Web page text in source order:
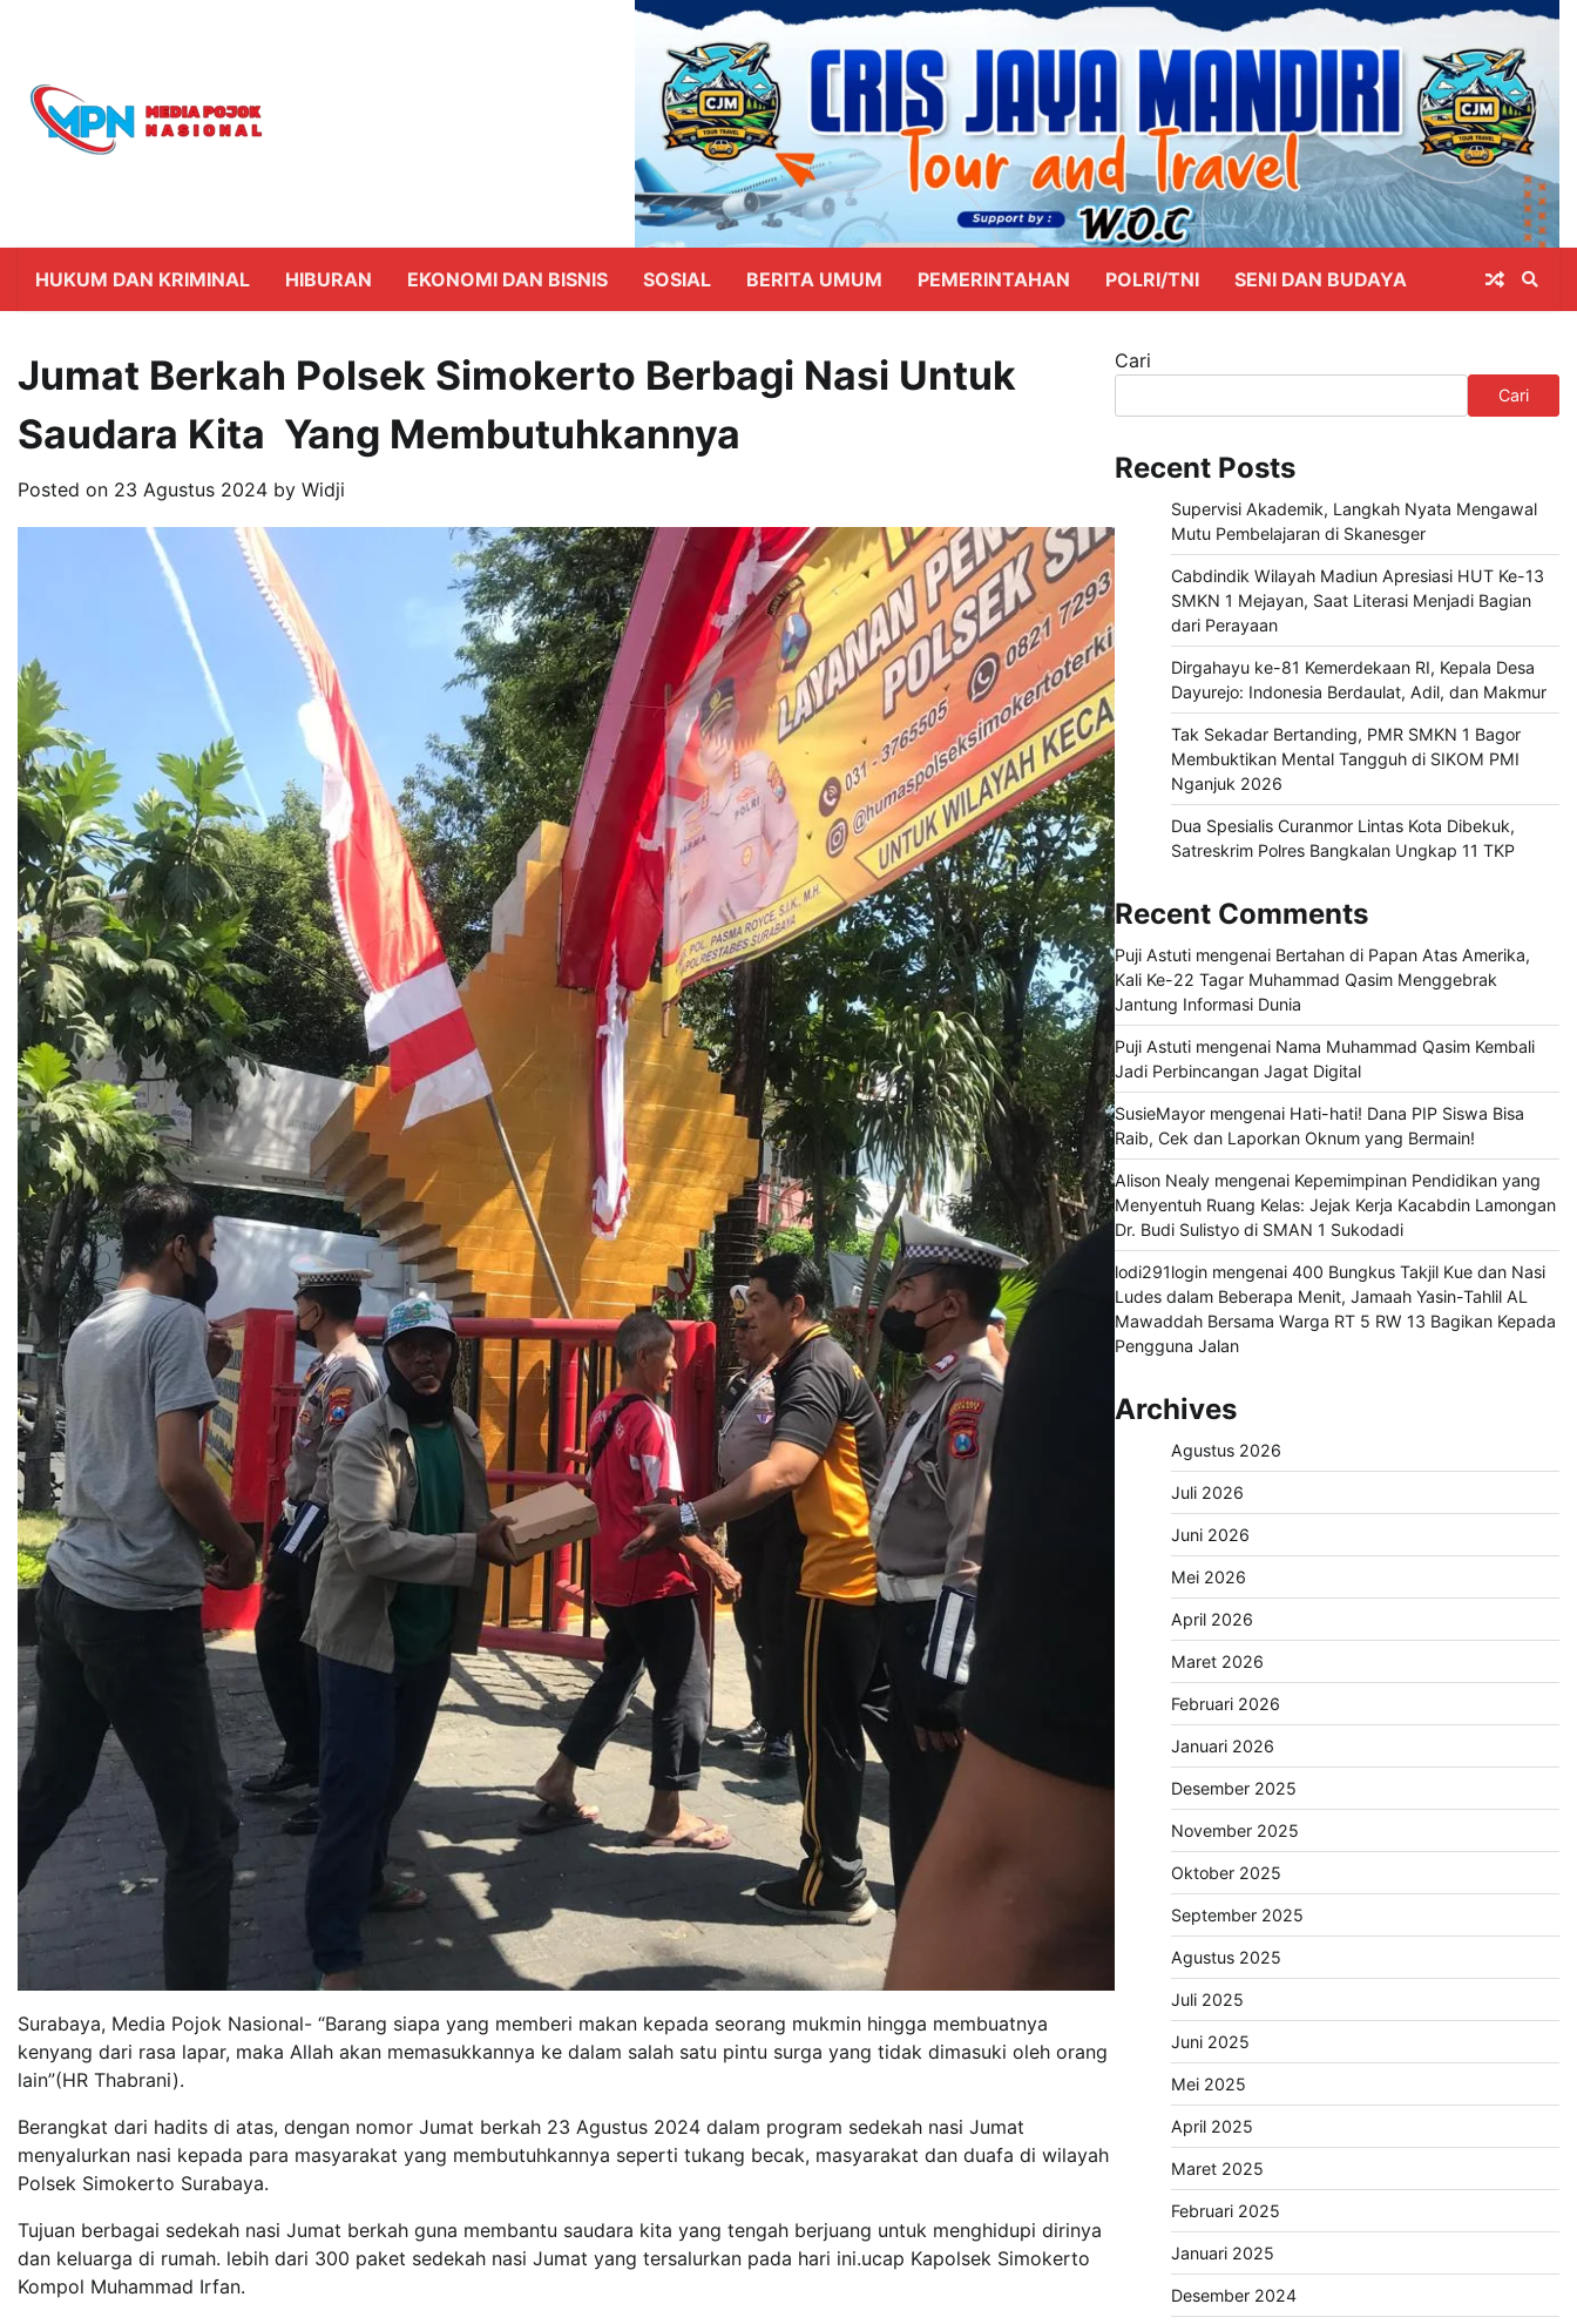
HUKUM DAN KRIMINAL HIBURAN EKONOMI DAN BISNIS SOSIAL BERITA UMUM PEMERINTAHAN POLRI/TNI SENI DAN BUDAYA
Jumat Berkah Polsek Simokerto Berbagi Nasi Untuk
Saudara Kita Yang Membutuhkannya
Posted on 23 Agustus 2024 by Widji
Surabaya, Media Pojok Nasional- “Barang siapa yang memberi makan kepada seorang mukmin hingga membuatnya
kenyang dari rasa lapar, maka Allah akan memasukkannya ke dalam salah satu pintu surga yang tidak dimasuki oleh orang
lain”(HR Thabrani).
Berangkat dari hadits di atas, dengan nomor Jumat berkah 23 Agustus 2024 dalam program sedekah nasi Jumat
menyalurkan nasi kepada para masyarakat yang membutuhkannya seperti tukang becak, masyarakat dan duafa di wilayah
Polsek Simokerto Surabaya.
Tujuan berbagai sedekah nasi Jumat berkah guna membantu saudara kita yang tengah berjuang untuk menghidupi dirinya
dan keluarga di rumah. lebih dari 300 paket sedekah nasi Jumat yang tersalurkan pada hari ini.ucap Kapolsek Simokerto
Kompol Muhammad Irfan.
Cari
Cari
Recent Posts
Supervisi Akademik, Langkah Nyata Mengawal
Mutu Pembelajaran di Skanesger
Cabdindik Wilayah Madiun Apresiasi HUT Ke-13
SMKN 1 Mejayan, Saat Literasi Menjadi Bagian
dari Perayaan
Dirgahayu ke-81 Kemerdekaan RI, Kepala Desa
Dayurejo: Indonesia Berdaulat, Adil, dan Makmur
Tak Sekadar Bertanding, PMR SMKN 1 Bagor
Membuktikan Mental Tangguh di SIKOM PMI
Nganjuk 2026
Dua Spesialis Curanmor Lintas Kota Dibekuk,
Satreskrim Polres Bangkalan Ungkap 11 TKP
Recent Comments
Puji Astutimengenai Bertahan di Papan Atas Amerika,
Kali Ke-22 Tagar Muhammad Qasim Menggebrak
Jantung Informasi Dunia
Puji Astutimengenai Nama Muhammad Qasim Kembali
Jadi Perbincangan Jagat Digital
SusieMayormengenai Hati-hati! Dana PIP Siswa Bisa
Raib, Cek dan Laporkan Oknum yang Bermain!
Alison Nealymengenai Kepemimpinan Pendidikan yang
Menyentuh Ruang Kelas: Jejak Kerja Kacabdin Lamongan
Dr. Budi Sulistyo di SMAN 1 Sukodadi
lodi291loginmengenai 400 Bungkus Takjil Kue dan Nasi
Ludes dalam Beberapa Menit, Jamaah Yasin-Tahlil AL
Mawaddah Bersama Warga RT 5 RW 13 Bagikan Kepada
Pengguna Jalan
Archives
Agustus 2026
Juli 2026
Juni 2026
Mei 2026
April 2026
Maret 2026
Februari 2026
Januari 2026
Desember 2025
November 2025
Oktober 2025
September 2025
Agustus 2025
Juli 2025
Juni 2025
Mei 2025
April 2025
Maret 2025
Februari 2025
Januari 2025
Desember 2024